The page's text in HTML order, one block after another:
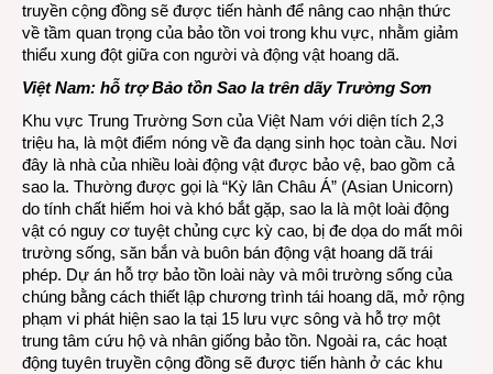
truyền cộng đồng sẽ được tiến hành để nâng cao nhận thức
về tầm quan trọng của bảo tồn voi trong khu vực, nhằm giảm
thiểu xung đột giữa con người và động vật hoang dã.
Việt Nam: hỗ trợ Bảo tồn Sao la trên dãy Trường Sơn
Khu vực Trung Trường Sơn của Việt Nam với diện tích 2,3
triệu ha, là một điểm nóng về đa dạng sinh học toàn cầu. Nơi
đây là nhà của nhiều loài động vật được bảo vệ, bao gồm cả
sao la. Thường được gọi là “Kỳ lân Châu Á” (Asian Unicorn)
do tính chất hiếm hoi và khó bắt gặp, sao la là một loài động
vật có nguy cơ tuyệt chủng cực kỳ cao, bị đe dọa do mất môi
trường sống, săn bắn và buôn bán động vật hoang dã trái
phép. Dự án hỗ trợ bảo tồn loài này và môi trường sống của
chúng bằng cách thiết lập chương trình tái hoang dã, mở rộng
phạm vi phát hiện sao la tại 15 lưu vực sông và hỗ trợ một
trung tâm cứu hộ và nhân giống bảo tồn. Ngoài ra, các hoạt
động tuyên truyền cộng đồng sẽ được tiến hành ở các khu